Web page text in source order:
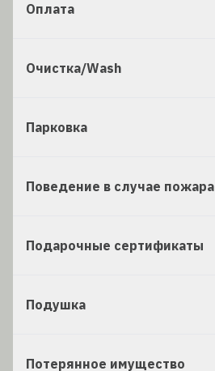
Оплата
Очистка/Wash
Парковка
Поведение в случае пожара
Подарочные сертификаты
Подушка
Потерянное имущество